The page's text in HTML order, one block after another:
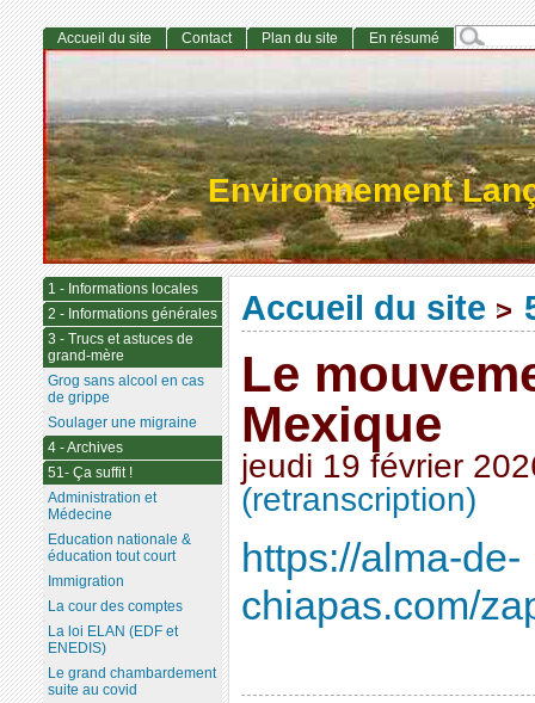
Environnement
Accueil du site >
Le
Mexique
jeudi 19 février
(retranscription)
https://alma-de-
chiapas.com/
Accueil du site Contact Plan du site En résumé
1 - Informations locales
2 - Informations générales
3 - Trucs et astuces de
grand-mère
Grog sans alcool en cas
de grippe
Soulager une migraine
4 - Archives
51- Ça suffit !
Administration et
Médecine
Education nationale &
éducation tout court
Immigration
La cour des comptes
La loi ELAN (EDF et
ENEDIS)
Le grand chambardement
suite au covid